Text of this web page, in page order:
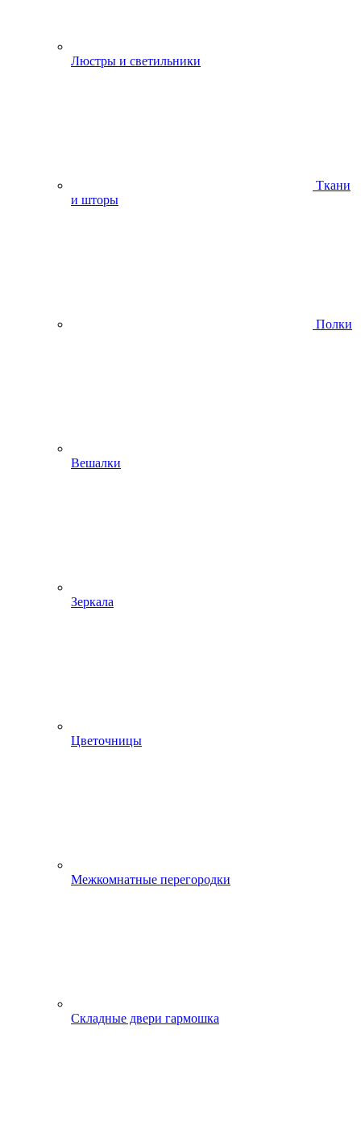
Люстры и светильники
Ткани
и шторы
Полки
Вешалки
Зеркала
Цветочницы
Межкомнатные перегородки
Складные двери гармошка